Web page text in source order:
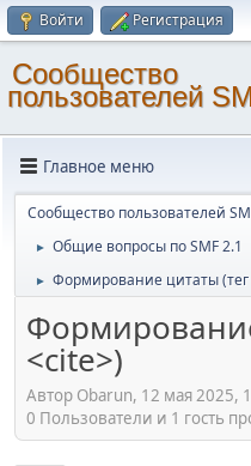
Войти Регистрация
Cообщество
пользователей
Главное меню
Cообщество пользователей
► Общие вопросы по SMF 2.1
► Формирование цитаты (тег
<cite>)
Автор Obarun, 12 мая 2025,
0 Пользователи и 1 гость